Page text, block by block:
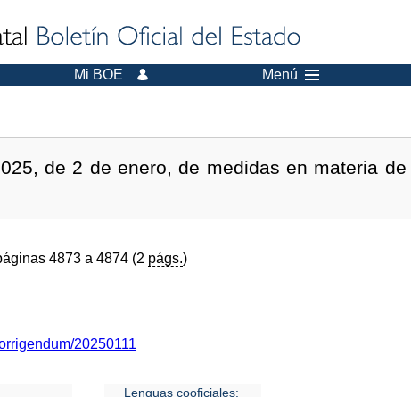
Mi BOE Menú
de 2 de enero, de medidas en materia de
4873 a 4874 (2 págs.)
20250111
Lenguas cooficiales: